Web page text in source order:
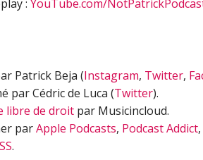
:YouTube.com/
Patrick Beja (Instagram, Twitter,
par Cédric de Luca (Twitter).
libre de droit par Musicincloud.
parApple Podcasts, Podcast Addict,
.